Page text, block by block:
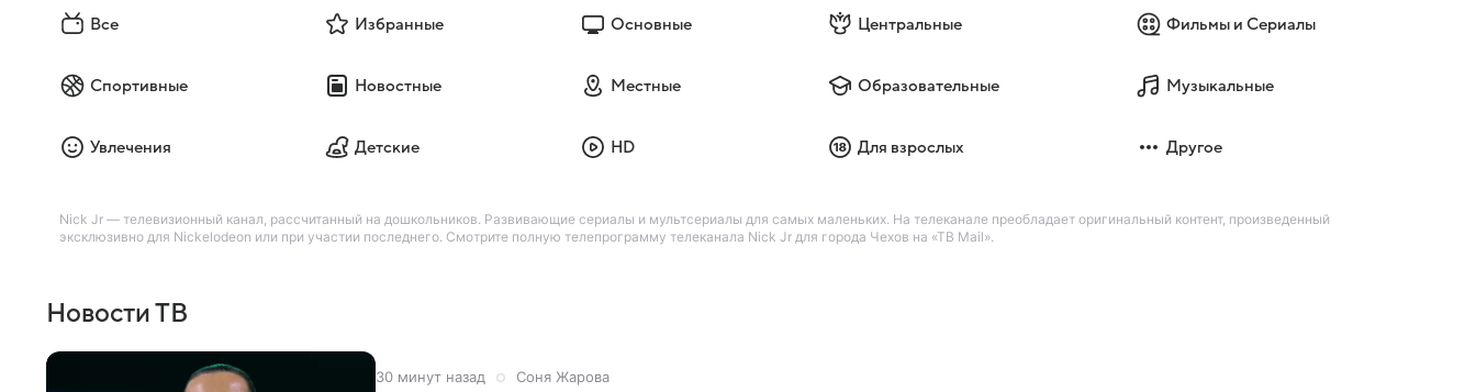
Все Избранные Основные Центральные Фильмы и Сериалы
Спортивные Новостные Местные Образовательные Музыкальные
Увлечения Детские HD Для взрослых Другое
Nick Jr — телевизионный канал, рассчитанный на дошкольников. Развивающие сериалы и мультсериалы для самых маленьких. На телеканале преобладает оригинальный контент, произведенный
эксклюзивно для Nickelodeon или при участии последнего. Смотрите полную телепрограмму телеканала Nick Jr для города Чехов на «ТВ Mail».
Новости ТВ
30 минут назад Соня Жарова